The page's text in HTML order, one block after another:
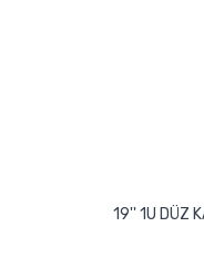
19'' 1U DÜZ